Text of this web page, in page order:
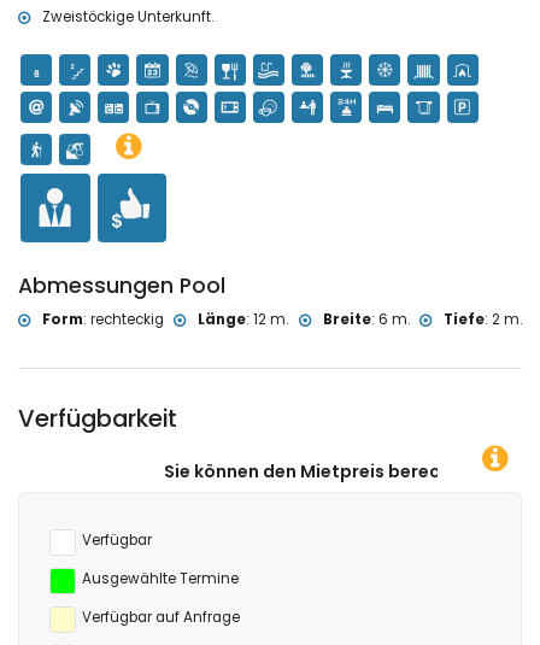
Tennis, Golf und Reiten (innerhalb von 10 Kilometern von der Villa)
Zweistöckige Unterkunft.
Abmessungen Pool
Form: rechteckig Länge:12 m. Breite: 6 m. Tiefe: 2 m.
Verfügbarkeit
Sie können den Mietpreis berechnen, indem Sie auf das
Verfügbar
Ausgewählte Termine
Verfügbar auf Anfrage